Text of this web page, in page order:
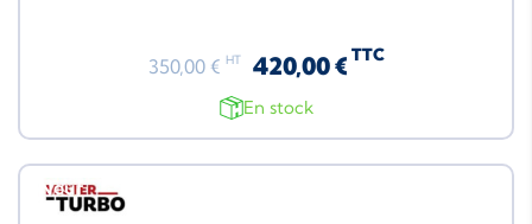
350,00 € HT 420,00 € TTC
En stock
Neuf